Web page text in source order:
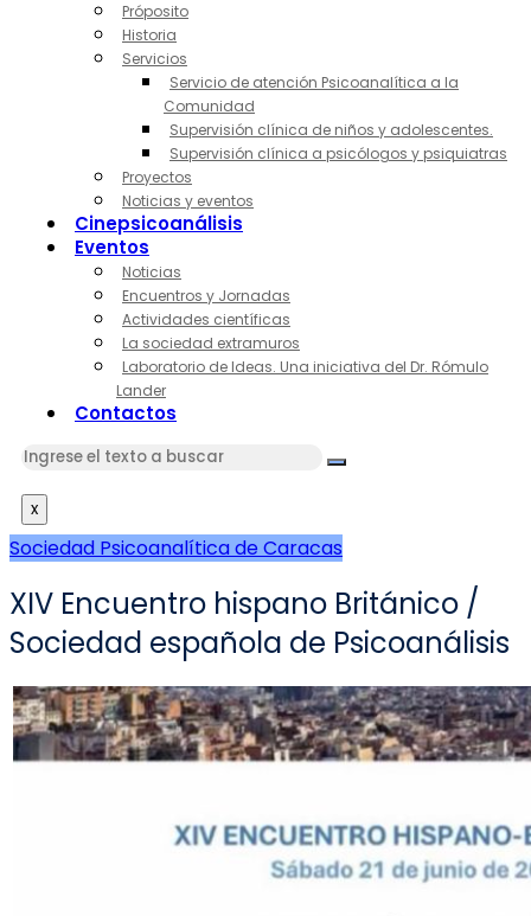
Próposito
Historia
Servicios
Servicio de atención Psicoanalítica a la
Comunidad
Supervisión clínica de niños y adolescentes.
Supervisión clínica a psicólogos y psiquiatras
Proyectos
Noticias y eventos
Cinepsicoanálisis
Eventos
Noticias
Encuentros y Jornadas
Actividades científicas
La sociedad extramuros
Laboratorio de Ideas. Una iniciativa del Dr. Rómulo
Lander
Contactos
x
Sociedad Psicoanalítica de Caracas
XIV Encuentro hispano Británico /
Sociedad española de Psicoanálisis